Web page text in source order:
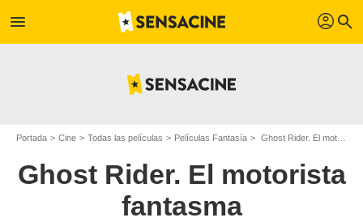
menu profil search
Portada Cine Todas las películas Películas Fantasía Ghost Rider. El motorista fantasma
Ghost Rider. El motorista
fantasma